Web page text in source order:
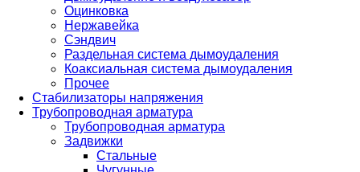
Оцинковка
Нержавейка
Сэндвич
Раздельная система дымоудаления
Коаксиальная система дымоудаления
Прочее
Стабилизаторы напряжения
Трубопроводная арматура
Трубопроводная арматура
Задвижки
Стальные